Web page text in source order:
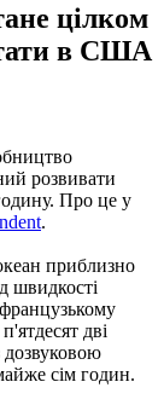
цілком
в США
розвивати
Про це у
.
приблизно
швидкості
дві
дозвуковою
сім годин.